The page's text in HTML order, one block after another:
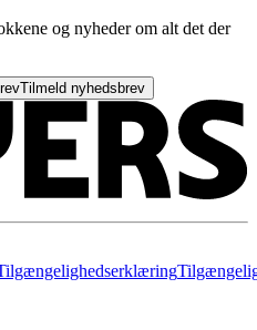
og nyheder om alt det der
Tilmeld nyhedsbrev